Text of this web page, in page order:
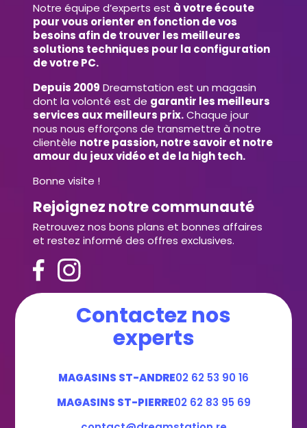
Notre équipe d’experts est à votre écoute
pour vous orienter en fonction de vos
besoins afin de trouver les meilleures
solutions techniques pour la configuration
de votre PC.
Depuis 2009 Dreamstation est un magasin
dont la volonté est de garantir les meilleurs
services aux meilleurs prix.Chaque jour
nous nous efforçons de transmettre à notre
clientèle notre passion, notre savoir et notre
amour du jeux vidéo et de la high tech.
Bonne visite !
Rejoignez notre communauté
Retrouvez nos bons plans et bonnes affaires
et restez informé des offres exclusives.
Contactez nos
experts
MAGASINS ST-ANDRE02 62 53 90 16
MAGASINS ST-PIERRE02 62 83 95 69